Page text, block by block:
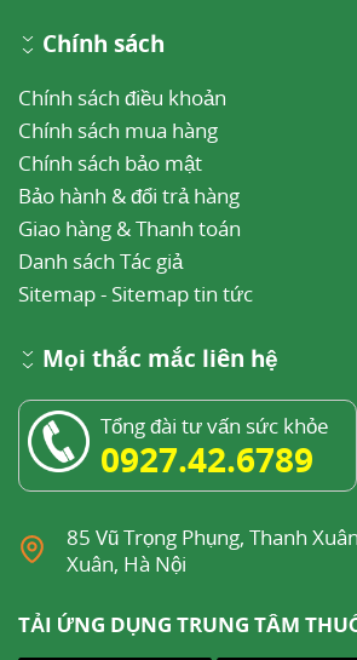
Chính sách
Chính sách điều khoản
Chính sách mua hàng
Chính sách bảo mật
Bảo hành & đổi trả hàng
Giao hàng & Thanh toán
Danh sách Tác giả
Sitemap- Sitemap tin tức
Mọi thắc mắc liên hệ
Tổng đài tư vấn sức khỏe
0927.42.6789
85 Vũ Trọng Phụng, Thanh
Xuân, Hà Nội
TẢI ỨNG DỤNG TRUNG TÂM